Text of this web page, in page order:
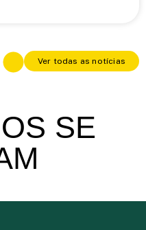
Ver todas as notícias
SE